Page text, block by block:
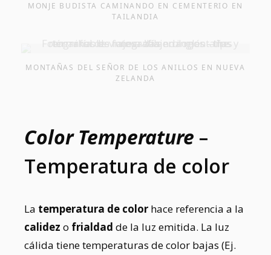
MONJE BUDISTA CAMINANDO EN CEMENTERIO EN
TAILANDIA
MONTAÑAS DEL SEÑOR DE LOS ANILLOS EN NUEVA
ZELANDA
Color Temperature –
Temperatura de color
La temperatura de color hace referencia a la
calidez o frialdad de la luz emitida. La luz
cálida tiene temperaturas de color bajas (Ej.